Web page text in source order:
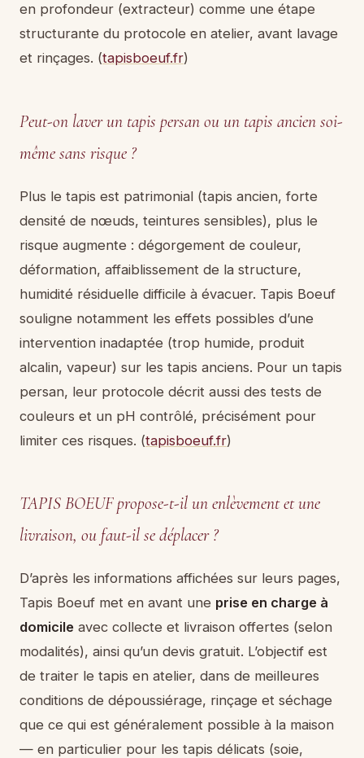
en profondeur (extracteur) comme une étape
structurante du protocole en atelier, avant lavage
et rinçages. (tapisboeuf.fr)
Peut-on laver un tapis persan ou un tapis ancien soi-
même sans risque ?
Plus le tapis est patrimonial (tapis ancien, forte
densité de nœuds, teintures sensibles), plus le
risque augmente : dégorgement de couleur,
déformation, affaiblissement de la structure,
humidité résiduelle difficile à évacuer. Tapis Boeuf
souligne notamment les effets possibles d’une
intervention inadaptée (trop humide, produit
alcalin, vapeur) sur les tapis anciens. Pour un tapis
persan, leur protocole décrit aussi des tests de
couleurs et un pH contrôlé, précisément pour
limiter ces risques. (tapisboeuf.fr)
TAPIS BOEUF propose-t-il un enlèvement et une
livraison, ou faut-il se déplacer ?
D’après les informations affichées sur leurs pages,
Tapis Boeuf met en avant une prise en charge à
domicile avec collecte et livraison offertes (selon
modalités), ainsi qu’un devis gratuit. L’objectif est
de traiter le tapis en atelier, dans de meilleures
conditions de dépoussiérage, rinçage et séchage
que ce qui est généralement possible à la maison
— en particulier pour les tapis délicats (soie,